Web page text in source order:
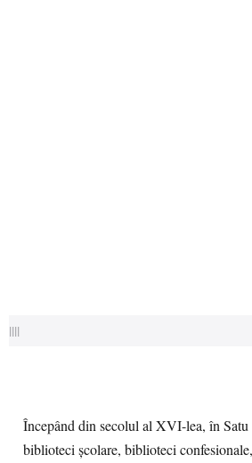
||||
Începând din secolul al XVI-lea, în Satu
biblioteci şcolare, biblioteci